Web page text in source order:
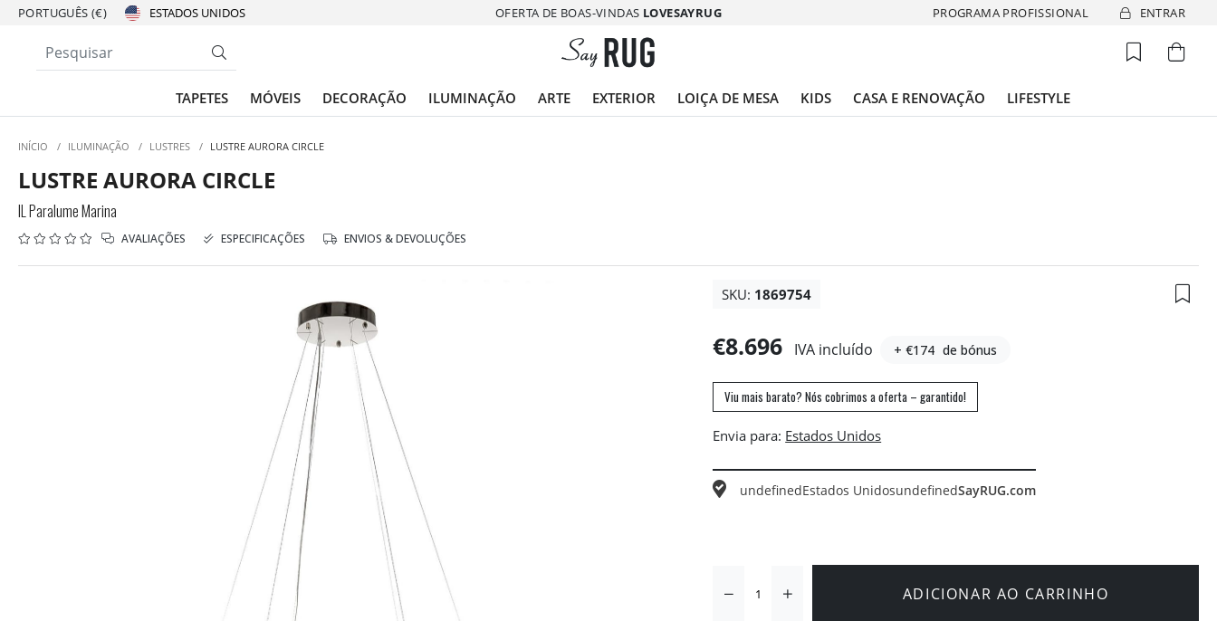
PORTUGUÊS (€) OFERTA DE BOAS-VINDAS LOVESAYRUG PROGRAMA PROFISSIONAL ENTRAR
TAPETES MÓVEIS DECORAÇÃO ILUMINAÇÃO ARTE EXTERIOR LOIÇA DE MESA KIDS CASA E RENOVAÇÃO LIFESTYLE
INÍCIO / ILUMINAÇÃO / LUSTRES / LUSTRE AURORA CIRCLE
LUSTRE AURORA CIRCLE
IL Paralume Marina
AVALIAÇÕES ESPECIFICAÇÕES ENVIOS & DEVOLUÇÕES
SKU: 1869754
€8.696 IVA incluído + €174 de bónus
Viu mais barato? Nós cobrimos a oferta – garantido!
Envia para:
undefinedEstados UnidosundefinedSayRUG.com
ADICIONAR AO CARRINHO